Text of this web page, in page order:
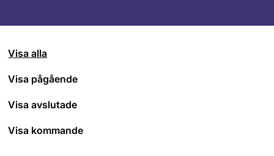
Visa alla
Visa pågående
Visa avslutade
Visa kommande